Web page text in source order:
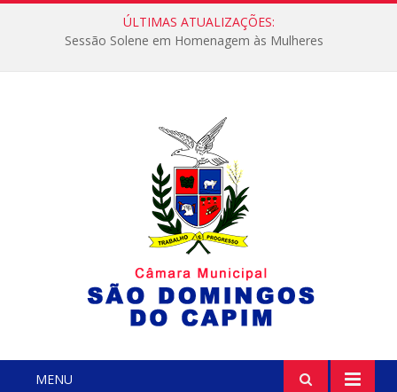
ÚLTIMAS ATUALIZAÇÕES:
Sessão Solene em Homenagem às Mulheres
MENU